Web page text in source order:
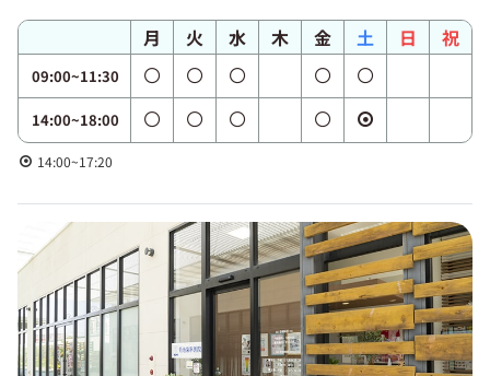
月 火 水 木 金 土 日 祝
09:00~11:30
14:00~18:00
14:00~17:20